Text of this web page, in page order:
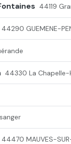
44119
44290 GUEMENE-
44330 La Chapelle-
44470 MAUVES-